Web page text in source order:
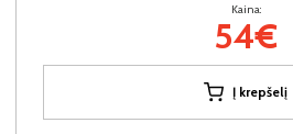
Kaina:
54€
Į krepšelį